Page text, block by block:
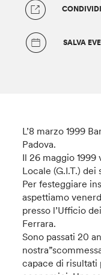
CONDIVIDI
SALVA
L’8 marzo 1999
Padova.
Il 26 maggio
Locale (G.I.T.) dei
Per festeggiare
aspettiamo
presso l’Ufficio
Ferrara.
Sono passati 20
capace di risultati